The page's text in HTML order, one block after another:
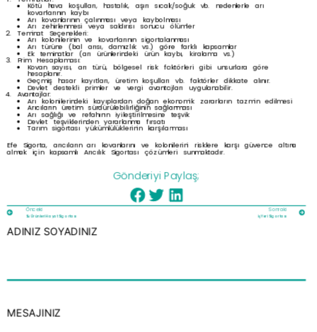
Kötü hava koşulları, hastalık, aşırı sıcak/soğuk vb. nedenlerle arı
kovanlarının kaybı
Arı kovanlarının çalınması veya kaybolması
Arı zehirlenmesi veya saldırısı sonucu ölümler
Teminat Seçenekleri:
Arı kolonilerinin ve kovanlarının sigortalanması
Arı türüne (bal arısı, damızlık vs.) göre farklı kapsamlar
Ek teminatlar (arı ürünlerindeki ürün kaybı, kiralama vs.)
Prim Hesaplaması:
Kovan sayısı, arı türü, bölgesel risk faktörleri gibi unsurlara göre
hesaplanır.
Geçmiş hasar kayıtları, üretim koşulları vb. faktörler dikkate alınır.
Devlet destekli primler ve vergi avantajları uygulanabilir.
Avantajlar:
Arı kolonilerindeki kayıplardan doğan ekonomik zararların tazmin edilmesi
Arıcıların üretim sürdürülebilirliğinin sağlanması
Arı sağlığı ve refahının iyileştirilmesine teşvik
Devlet teşviklerinden yararlanma fırsatı
Tarım sigortası yükümlülüklerinin karşılanması
Efe Sigorta, arıcıların arı kovanlarını ve kolonilerini risklere karşı güvence altına
almak için kapsamlı Arıcılık Sigortası çözümleri sunmaktadır.
Gönderiyi Paylaş;
Önceki
Su Ürünleri Hayat Sigortası
Sonraki
İş Yeri Sigortası
ADINIZ SOYADINIZ
MESAJINIZ